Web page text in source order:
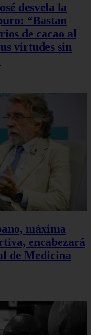
desvela la
“Bastan
de cacao al
virtudes sin
máxima
encabezará
de Medicina